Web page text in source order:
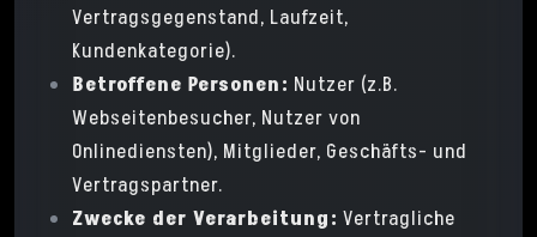
Vertragsgegenstand, Laufzeit,
Kundenkategorie).
Betroffene Personen: Nutzer (z.B.
Webseitenbesucher, Nutzer von
Onlinediensten), Mitglieder, Geschäfts- und
Vertragspartner.
Zwecke der Verarbeitung: Vertragliche